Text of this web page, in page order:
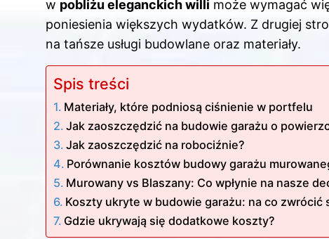
w pobliżu eleganckich willi może wymagać
poniesienia większych wydatków. Z drugiej
na tańsze usługi budowlane oraz materiały.
Spis treści
Materiały, które podniosą ciśnienie w portfelu
Jak zaoszczędzić na budowie garażu o
Jak zaoszczędzić na robociźnie?
Porównanie kosztów budowy garażu
Murowany vs Blaszany: Co wpłynie na nasze
Koszty ukryte w budowie garażu: na co zwrócić
Gdzie ukrywają się dodatkowe koszty?